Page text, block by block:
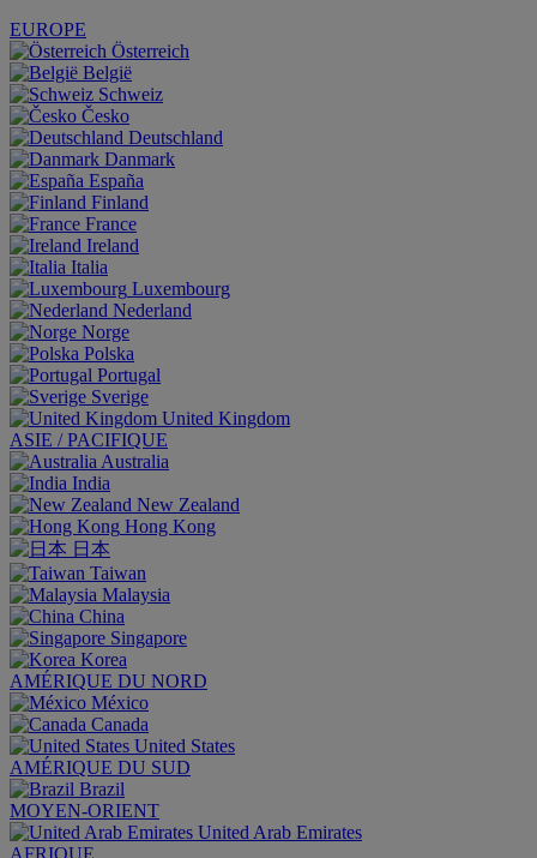
EUROPE
Österreich
België
Schweiz
Česko
Deutschland
Danmark
España
Finland
France
Ireland
Italia
Luxembourg
Nederland
Norge
Polska
Portugal
Sverige
United Kingdom
ASIE / PACIFIQUE
Australia
India
New Zealand
Hong Kong
日本
Taiwan
Malaysia
China
Singapore
Korea
AMÉRIQUE DU NORD
México
Canada
United States
AMÉRIQUE DU SUD
Brazil
MOYEN-ORIENT
United Arab Emirates
AFRIQUE